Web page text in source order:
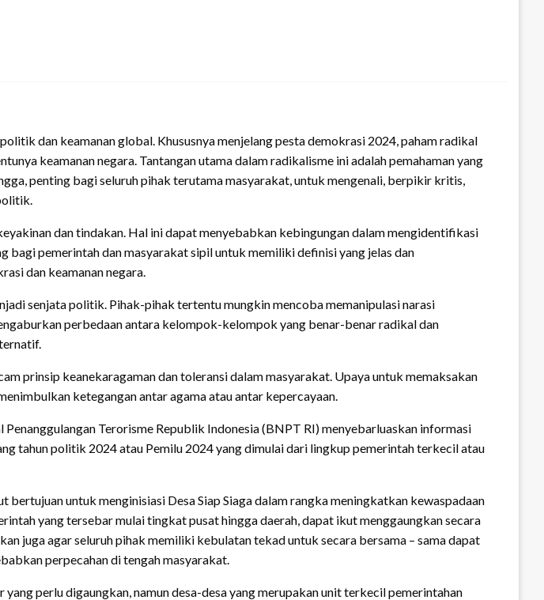
dan keamanan global. Khususnya menjelang pesta demokrasi 2024, paham radikal
keamanan negara. Tantangan utama dalam radikalisme ini adalah pemahaman yang
penting bagi seluruh pihak terutama masyarakat, untuk mengenali, berpikir kritis,
dan tindakan. Hal ini dapat menyebabkan kebingungan dalam mengidentifikasi
bagi pemerintah dan masyarakat sipil untuk memiliki definisi yang jelas dan
dan keamanan negara.
senjata politik. Pihak-pihak tertentu mungkin mencoba memanipulasi narasi
perbedaan antara kelompok-kelompok yang benar-benar radikal dan
prinsip keanekaragaman dan toleransi dalam masyarakat. Upaya untuk memaksakan
ketegangan antar agama atau antar kepercayaan.
Terorisme Republik Indonesia (BNPT RI) menyebarluaskan informasi
tahun politik 2024 atau Pemilu 2024 yang dimulai dari lingkup pemerintah terkecil atau
untuk menginisiasi Desa Siap Siaga dalam rangka meningkatkan kewaspadaan
yang tersebar mulai tingkat pusat hingga daerah, dapat ikut menggaungkan secara
juga agar seluruh pihak memiliki kebulatan tekad untuk secara bersama – sama dapat
perpecahan di tengah masyarakat.
perlu digaungkan, namun desa-desa yang merupakan unit terkecil pemerintahan